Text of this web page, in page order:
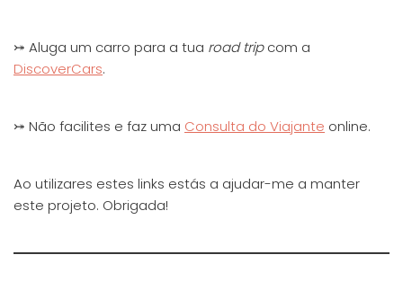
⤖ Aluga um carro para a tua road tripcom a
DiscoverCars.
⤖ Não facilites e faz uma Consulta do Viajante online.
Ao utilizares estes links estás a ajudar-me a manter
este projeto. Obrigada!